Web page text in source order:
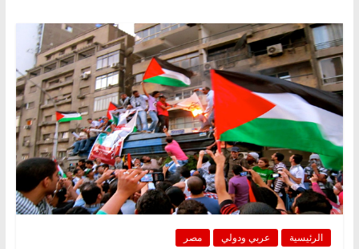
الرئيسية عربي ودولي مصر